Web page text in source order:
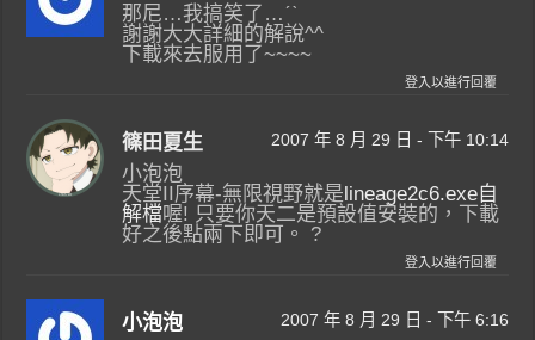
那尼…我搞笑了…ˊˋ
謝謝大大詳細的解說^^
下載來去服用了~~~~
登入以進行回覆
篠田夏生 2007 年 8 月 29 日 - 下午 10:14
小泡泡
天堂II序幕-無限視野就是lineage2c6.exe自
解檔喔! 只要你天二是預設值安裝的，下載
好之後點兩下即可。 ?
登入以進行回覆
小泡泡 2007 年 8 月 29 日 - 下午 6:16